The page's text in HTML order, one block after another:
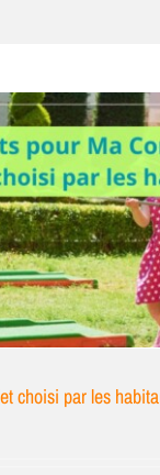
choisi par les